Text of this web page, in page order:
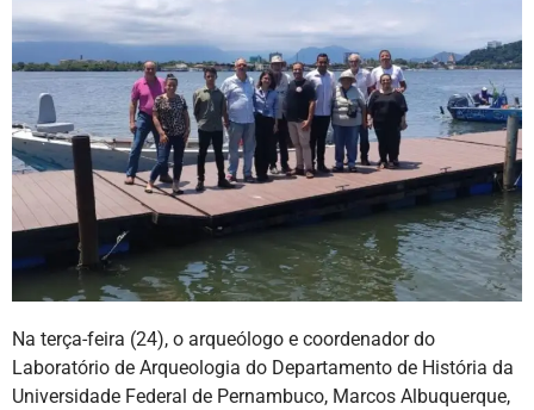
Na terça-feira (24), o arqueólogo e coordenador do
Laboratório de Arqueologia do Departamento de História da
Universidade Federal de Pernambuco, Marcos Albuquerque,